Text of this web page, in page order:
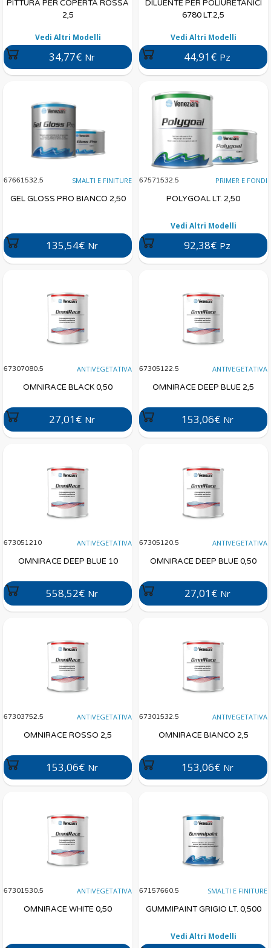
PITTURA PER COPERTA ROSSA
2,5
Vedi Altri Modelli
34,77€ Nr
DILUENTE PER POLIURETANICI
6780 LT.2,5
Vedi Altri Modelli
44,91€ Pz
67661532.5 SMALTI E FINITURE
GEL GLOSS PRO BIANCO 2,50
135,54€ Nr
67571532.5 PRIMER E FONDI
POLYGOAL LT. 2,50
Vedi Altri Modelli
92,38€ Pz
67307080.5 ANTIVEGETATIVA
OMNIRACE BLACK 0,50
27,01€ Nr
67305122.5 ANTIVEGETATIVA
OMNIRACE DEEP BLUE 2,5
153,06€ Nr
673051210 ANTIVEGETATIVA
OMNIRACE DEEP BLUE 10
558,52€ Nr
67305120.5 ANTIVEGETATIVA
OMNIRACE DEEP BLUE 0,50
27,01€ Nr
67303752.5 ANTIVEGETATIVA
OMNIRACE ROSSO 2,5
153,06€ Nr
67301532.5 ANTIVEGETATIVA
OMNIRACE BIANCO 2,5
153,06€ Nr
67301530.5 ANTIVEGETATIVA
OMNIRACE WHITE 0,50
67157660.5 SMALTI E FINITURE
GUMMIPAINT GRIGIO LT. 0,500
Vedi Altri Modelli